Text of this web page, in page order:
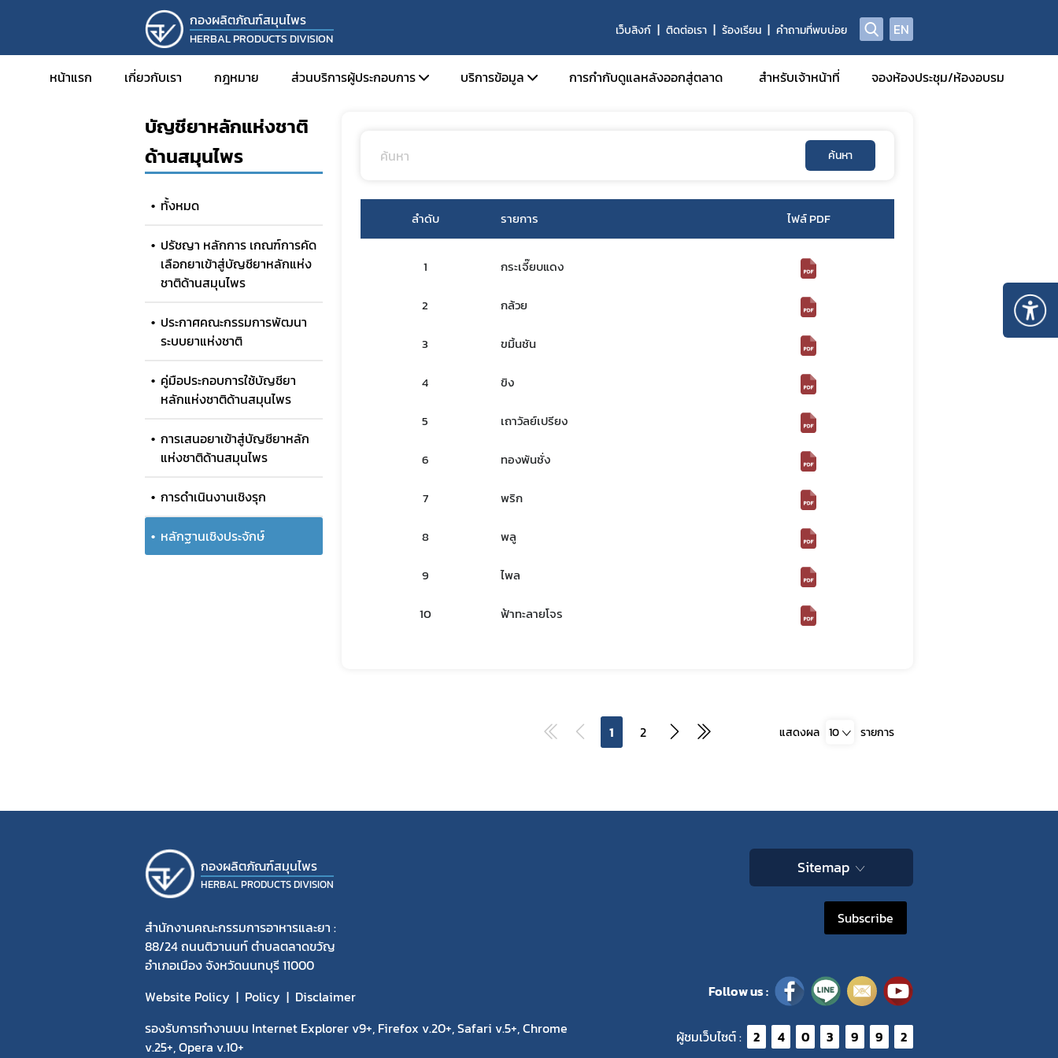
กองผลิตภัณฑ์สมุนไพร
HERBAL PRODUCTS DIVISION
เว็บลิงก์ ติดต่อเรา ร้องเรียน คำถามที่พบบ่อย EN
หน้าแรก เกี่ยวกับเรา กฎหมาย ส่วนบริการผู้ประกอบการ
การขออนุญาตผลิตภัณฑ์
การขอรับรองมาตรฐานสถานที่ผลิตภัณฑ์สมุนไพร
การขอพิจารณาแบบแปลนสถานที่ผลิตผลิตภัณฑ์
สมุนไพรและสถานที่ผลิตร่วม
การขอรับรองวัตถุดิบสมุนไพร ด้านคุณภาพ
ค่าใช้จ่ายที่จะจัดเก็บจากผู้ยื่นคำขอ
การแจ้งการผลิตหรือนำเข้าผลิตภัณฑ์สมุนไพร
บริการข้อมูล
หลักสูตรการอบรมสำหรับการปฏิบัติงานของผู้มีหน้าที่
บัญชีรายชื่อคณะกรรมการที่พิจารณาโครงการวิจัยทาง
รับอนุญาตจากสำนักงานคณะกรรมการอาหารและยา
ประเทศไทย
การนำเข้าติดตัวเฉพาะราย
สถานการณ์วิกฤติ
การกำกับดูแลหลังออกสู่ตลาด สำหรับเจ้าหน้าที่ จองห้องประชุม/ห้องอบรม
บัญชียาหลักแห่งชาติ
ด้านสมุนไพร
ทั้งหมด
ปรัชญา หลักการ เกณฑ์การคัด
เลือกยาเข้าสู่บัญชียาหลักแห่ง
ชาติด้านสมุนไพร
ประกาศคณะกรรมการพัฒนา
ระบบยาแห่งชาติ
คู่มือประกอบการใช้บัญชียา
หลักแห่งชาติด้านสมุนไพร
การเสนอยาเข้าสู่บัญชียาหลัก
แห่งชาติด้านสมุนไพร
การดำเนินงานเชิงรุก
หลักฐานเชิงประจักษ์
ค้นหา
ลำดับ รายการ ไฟล์ PDF
1 กระเจี๊ยบแดง
2 กล้วย
3 ขมิ้นชัน
4 ขิง
5 เถาวัลย์เปรียง
6 ทองพันชั่ง
7 พริก
8 พลู
9 ไพล
10 ฟ้าทะลายโจร
1 2 แสดงผล 10 รายการ
กองผลิตภัณฑ์สมุนไพร
HERBAL PRODUCTS DIVISION
สำนักงานคณะกรรมการอาหารและยา :
88/24 ถนนติวานนท์ ตำบลตลาดขวัญ
อำเภอเมือง จังหวัดนนทบุรี 11000
Website Policy
Policy
Disclaimer
รองรับการทำงานบน Internet Explorer v9+, Firefox v.20+, Safari v.5+, Chrome
v.25+, Opera v.10+
Sitemap
Subscribe
Follow us :
ผู้ชมเว็บไซต์ : 2 4 0 3 9 9 2
Subscribe
เลือกหัวข้อที่ท่านต้องการ Subscribe